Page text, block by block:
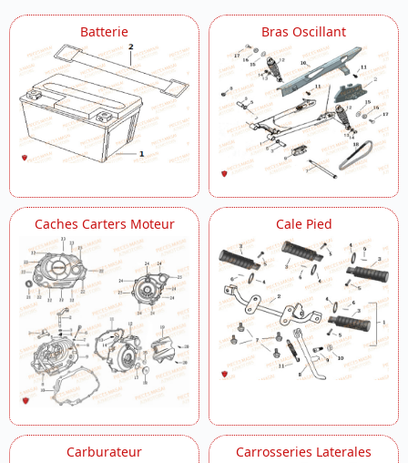
Clignotants
Colonne De Direction
Composants Electroniques
Compteur
Cylindre
Demarreur
Echappement
Eclairage Arriere
Eclairage Avant
Embrayage
Filtre A Air
Fourche
Frein Arriere
Garde Boue Arriere
Garde Boue Avant
Generateur
Guidon
Pedale Frein
Pompe A Huile
Recyclage D Air
Reservoir
Roue Arriere
Roue Avant
Selection De Vitesses
Batterie Bras Oscillant
Caches Carters Moteur Cale Pied
Carburateur Carrosseries Laterales